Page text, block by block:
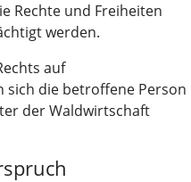
Rechte und Freiheiten
werden.
auf
die betroffene Person
der Waldwirtschaft